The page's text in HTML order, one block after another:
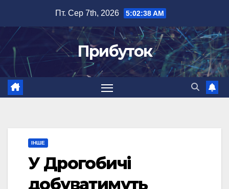
вмісту
Пт. Сер 7th, 2026 5:02:39 AM
Прибуток
ІНШЕ
У Дрогобичі
добуватимуть